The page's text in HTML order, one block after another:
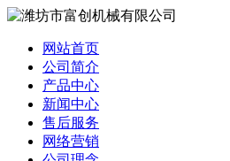
网站首页
公司简介
产品中心
新闻中心
售后服务
网络营销